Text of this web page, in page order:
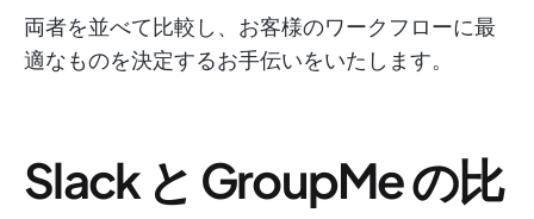
両者を並べて比較し、お客様のワークフローに最
適なものを決定するお手伝いをいたします。
Slack と GroupMe の比